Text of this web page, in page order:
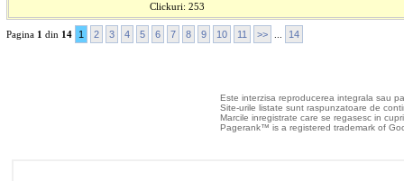
Clickuri: 253
Pagina 1 din 14 1 2 3 4 5 6 7 8 9 10 11 >> 14
Este interzisa reproducerea integrala sau
Site-urile listate sunt raspunzatoare de
Marcile inregistrate care se regasesc in
Pagerank™ is a registered trademark of